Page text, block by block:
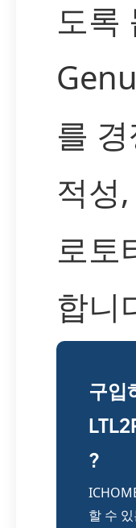
도록
를
적성
로토
합니
구입
?
할 수